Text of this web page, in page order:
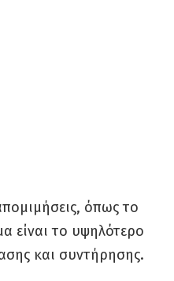
όπως το
είναι το υψηλότερο
και συντήρησης.